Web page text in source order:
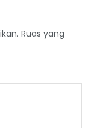
Ruas yang